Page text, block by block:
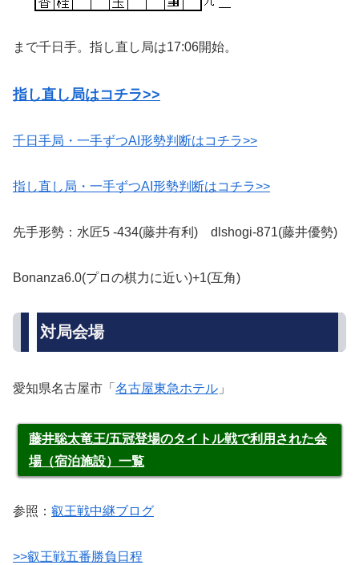
まで千日手。指し直し局は17:06開始。
指し直し局はコチラ>>
千日手局・一手ずつAI形勢判断はコチラ>>
指し直し局・一手ずつAI形勢判断はコチラ>>
先手形勢：水匠5 -434(藤井有利) dlshogi-871(藤井優勢)
Bonanza6.0(プロの棋力に近い)+1(互角)
対局会場
愛知県名古屋市「 名古屋東急ホテル 」
藤井聡太竜王/五冠登場のタイトル戦で利用された会
場（宿泊施設）一覧
参照： 叡王戦中継ブログ
>>叡王戦五番勝負日程